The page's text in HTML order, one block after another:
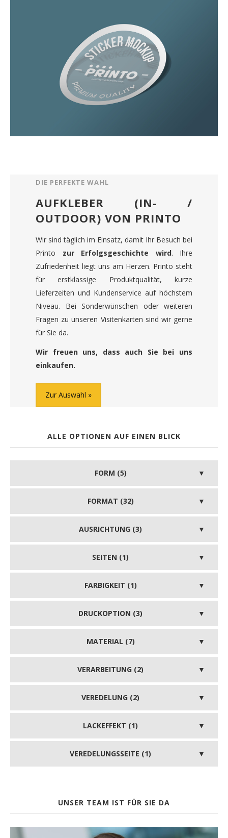
DIE PERFEKTE WAHL
AUFKLEBER (IN- /
OUTDOOR) VON PRINTO
Wir sind täglich im Einsatz, damit Ihr Besuch bei
Printo zur Erfolgsgeschichte wird. Ihre
Zufriedenheit liegt uns am Herzen. Printo steht
für erstklassige Produktqualität, kurze
Lieferzeiten und Kundenservice auf höchstem
Niveau. Bei Sonderwünschen oder weiteren
Fragen zu unseren Visitenkarten sind wir gerne
für Sie da.
Wir freuen uns, dass auch Sie bei uns
einkaufen.
Zur Auswahl
ALLE OPTIONEN AUF EINEN BLICK
FORM (5)
FORMAT (32)
AUSRICHTUNG (3)
SEITEN (1)
FARBIGKEIT (1)
DRUCKOPTION (3)
MATERIAL (7)
VERARBEITUNG (2)
VEREDELUNG (2)
LACKEFFEKT (1)
VEREDELUNGSSEITE (1)
UNSER TEAM IST FÜR SIE DA